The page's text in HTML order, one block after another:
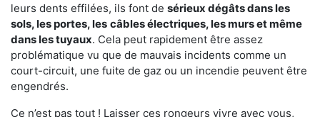
leurs dents effilées, ils font de sérieux dégâts dans les
sols, les portes, les câbles électriques, les murs et même
dans les tuyaux. Cela peut rapidement être assez
problématique vu que de mauvais incidents comme un
court-circuit, une fuite de gaz ou un incendie peuvent être
engendrés.
Ce n’est pas tout ! Laisser ces rongeurs vivre avec vous,